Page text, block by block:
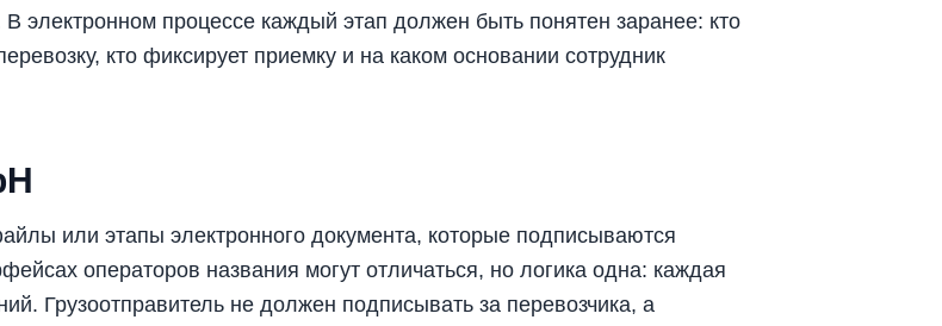
В электронном процессе каждый этап должен быть понятен заранее: кто
кто фиксирует приемку и на каком основании сотрудник
или этапы электронного документа, которые подписываются
операторов названия могут отличаться, но логика одна: каждая
Грузоотправитель не должен подписывать за перевозчика, а